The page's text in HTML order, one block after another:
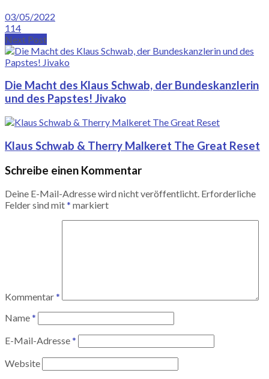
03/05/2022
114
Next Post
Die Macht des Klaus Schwab, der Bundeskanzlerin
und des Papstes! Jivako
Klaus Schwab & Therry Malkeret The Great Reset
Schreibe einen Kommentar
Deine E-Mail-Adresse wird nicht veröffentlicht. Erforderliche
Felder sind mit* markiert
Kommentar*
Name*
E-Mail-Adresse*
Website